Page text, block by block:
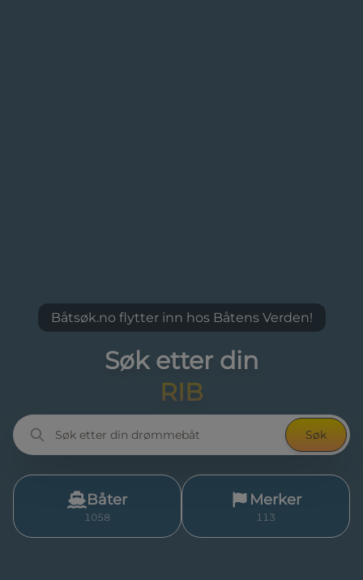
Båtsøk.no flytter inn hos Båtens Verden!
Søk etter din
drømmebåt
Søk
Båter
1058
Merker
113